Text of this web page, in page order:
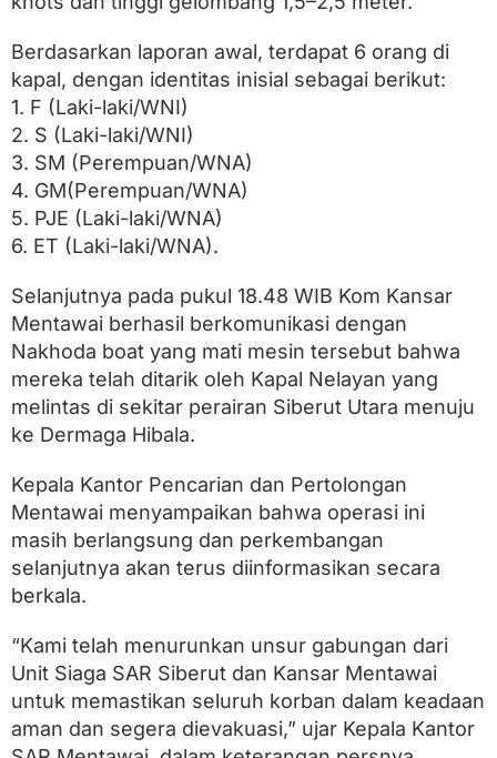
Berdasarkan laporan awal, terdapat 6 orang di
kapal, dengan identitas inisial sebagai berikut:
1. F (Laki-laki/WNI)
2. S (Laki-laki/WNI)
3. SM (Perempuan/WNA)
4. GM(Perempuan/WNA)
5. PJE (Laki-laki/WNA)
6. ET (Laki-laki/WNA).
Selanjutnya pada pukul 18.48 WIB Kom Kansar
Mentawai berhasil berkomunikasi dengan
Nakhoda boat yang mati mesin tersebut bahwa
mereka telah ditarik oleh Kapal Nelayan yang
melintas di sekitar perairan Siberut Utara menuju
ke Dermaga Hibala.
Kepala Kantor Pencarian dan Pertolongan
Mentawai menyampaikan bahwa operasi ini
masih berlangsung dan perkembangan
selanjutnya akan terus diinformasikan secara
berkala.
“Kami telah menurunkan unsur gabungan dari
Unit Siaga SAR Siberut dan Kansar Mentawai
untuk memastikan seluruh korban dalam keadaan
aman dan segera dievakuasi,” ujar Kepala Kantor